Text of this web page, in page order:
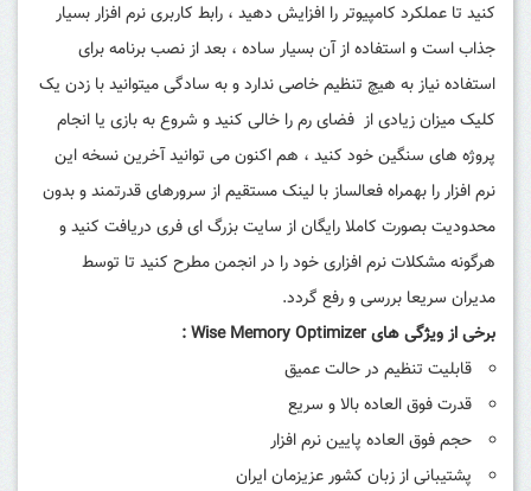
کنید تا عملکرد کامپیوتر را افزایش دهید ، رابط کاربری نرم افزار بسیار
جذاب است و استفاده از آن بسیار ساده ، بعد از نصب برنامه برای
استفاده نیاز به هیچ تنظیم خاصی ندارد و به سادگی میتوانید با زدن یک
کلیک میزان زیادی از فضای رم را خالی کنید و شروع به بازی یا انجام
پروژه های سنگین خود کنید ، هم اکنون می توانید آخرین نسخه این
نرم افزار را بهمراه فعالساز با لینک مستقیم از سرورهای قدرتمند و بدون
محدودیت بصورت کاملا رایگان از سایت بزرگ ای فری دریافت کنید و
هرگونه مشکلات نرم افزاری خود را در انجمن مطرح کنید تا توسط
مدیران سریعا بررسی و رفع گردد.
برخی از ویژگی های Wise Memory Optimizer :
قابلیت تنظیم در حالت عمیق
قدرت فوق العاده بالا و سریع
حجم فوق العاده پایین نرم افزار
پشتیبانی از زبان کشور عزیزمان ایران